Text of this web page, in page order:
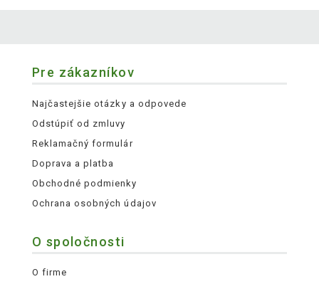
Pre zákazníkov
Najčastejšie otázky a odpovede
Odstúpiť od zmluvy
Reklamačný formulár
Doprava a platba
Obchodné podmienky
Ochrana osobných údajov
O spoločnosti
O firme